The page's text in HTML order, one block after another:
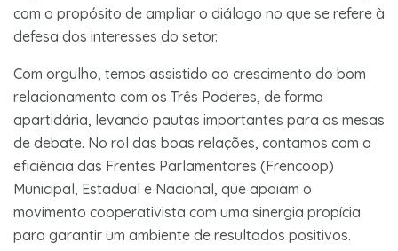
com o propósito de ampliar o diálogo no que se refere à
defesa dos interesses do setor.
Com orgulho, temos assistido ao crescimento do bom
relacionamento com os Três Poderes, de forma
apartidária, levando pautas importantes para as mesas
de debate. No rol das boas relações, contamos com a
eficiência das Frentes Parlamentares (Frencoop)
Municipal, Estadual e Nacional, que apoiam o
movimento cooperativista com uma sinergia propícia
para garantir um ambiente de resultados positivos.